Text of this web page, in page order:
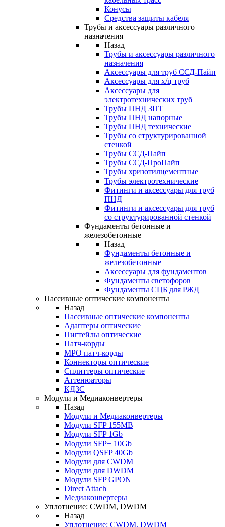
Конусы
Средства защиты кабеля
Трубы и аксессуары различного
назначения
Назад
Трубы и аксессуары различного
назначения
Аксессуары для труб ССД-Пайп
Аксессуары для х/ц труб
Аксессуары для
электротехнических труб
Трубы ПНД ЗПТ
Трубы ПНД напорные
Трубы ПНД технические
Трубы со структурированной
стенкой
Трубы ССД-Пайп
Трубы ССД-ПроПайп
Трубы хризотилцементные
Трубы электротехнические
Фитинги и аксессуары для труб
ПНД
Фитинги и аксессуары для труб
со структурированной стенкой
Фундаменты бетонные и
железобетонные
Назад
Фундаменты бетонные и
железобетонные
Аксессуары для фундаментов
Фундаменты светофоров
Фундаменты СЦБ для РЖД
Пассивные оптические компоненты
Назад
Пассивные оптические компоненты
Адаптеры оптические
Пигтейлы оптические
Патч-корды
MPO патч-корды
Коннекторы оптические
Сплиттеры оптические
Аттенюаторы
КДЗС
Модули и Медиаконвертеры
Назад
Модули и Медиаконвертеры
Модули SFP 155MB
Модули SFP 1Gb
Модули SFP+ 10Gb
Модули QSFP 40Gb
Модули для CWDM
Модули для DWDM
Модули SFP GPON
Direct Attach
Медиаконвертеры
Уплотнение: CWDM, DWDM
Назад
Уплотнение: CWDM, DWDM